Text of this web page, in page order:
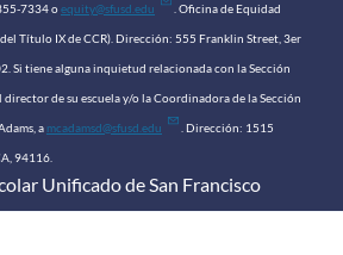
7334 oequity@sfusd.edu . Oficina de Equidad
Título IX de CCR). Dirección: 555 Franklin Street, 3er
Si tiene alguna inquietud relacionada con la Sección
director de su escuela y/o la Coordinadora de la Sección
a mcadamsd@sfusd.edu . Dirección: 1515
94116.
Unificado de San Francisco